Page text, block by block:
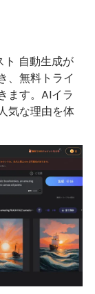
ト 自動生成が
、無料トライ
ます。AIイラ
気な理由を体